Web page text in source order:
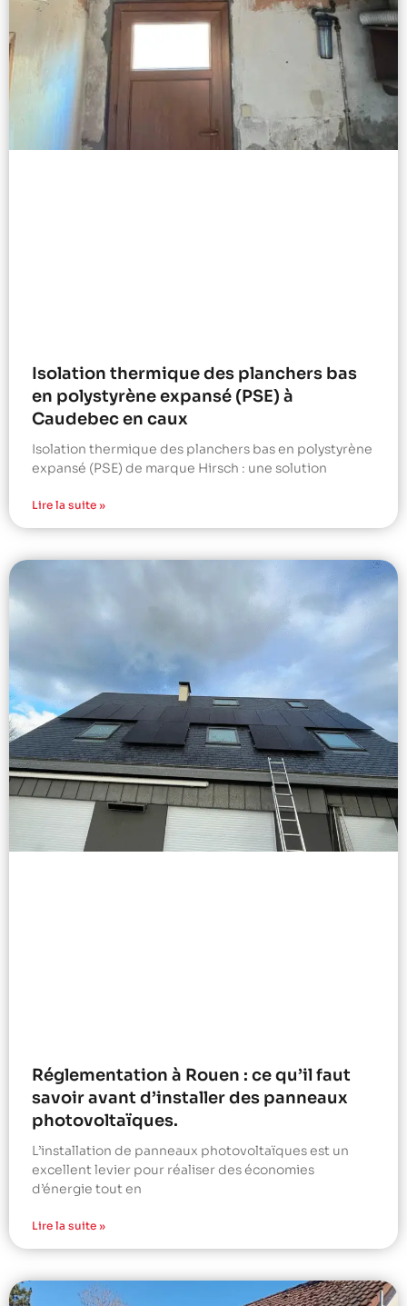
Isolation thermique des planchers bas
en polystyrène expansé (PSE) à
Caudebec en caux
Isolation thermique des planchers bas en polystyrène
expansé (PSE) de marque Hirsch : une solution
Lire la suite »
Réglementation à Rouen : ce qu’il faut
savoir avant d’installer des panneaux
photovoltaïques.
L’installation de panneaux photovoltaïques est un
excellent levier pour réaliser des économies
d’énergie tout en
Lire la suite »